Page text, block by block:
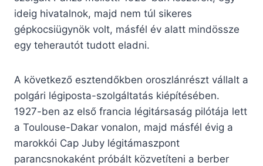
ideig hivatalnok, majd nem túl sikeres
gépkocsiügynök volt, másfél év alatt mindössze
egy teherautót tudott eladni.
A következő esztendőkben oroszlánrészt vállalt a
polgári légiposta-szolgáltatás kiépítésében.
1927-ben az első francia légitársaság pilótája lett
a Toulouse-Dakar vonalon, majd másfél évig a
marokkói Cap Juby légitámaszpont
parancsnokaként próbált közvetíteni a berber